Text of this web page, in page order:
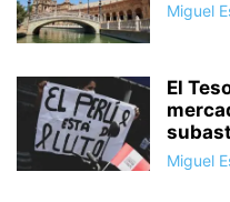
Miguel
El
Miguel